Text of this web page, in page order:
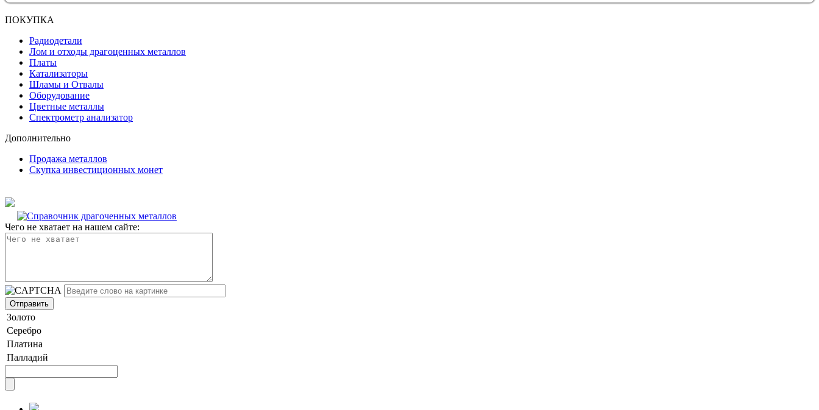
ПОКУПКА
Радиодетали
Лом и отходы драгоценных металлов
Платы
Катализаторы
Шламы и Отвалы
Оборудование
Цветные металлы
Спектрометр анализатор
Дополнительно
Продажа металлов
Скупка инвестиционных монет
Чего не хватает на нашем сайте:
Золото
Серебро
Платина
Палладий